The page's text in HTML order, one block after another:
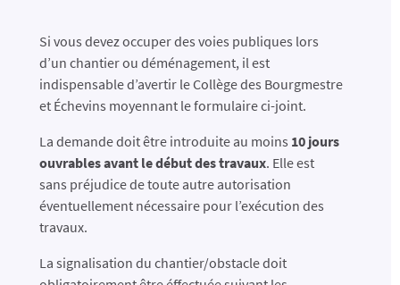
Si vous devez occuper des voies publiques lors
d’un chantier ou déménagement, il est
indispensable d’avertir le Collège des Bourgmestre
et Échevins moyennant le formulaire ci-joint.
La demande doit être introduite au moins 10 jours
ouvrables avant le début des travaux. Elle est
sans préjudice de toute autre autorisation
éventuellement nécessaire pour l’exécution des
travaux.
La signalisation du chantier/obstacle doit